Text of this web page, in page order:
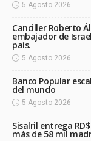
5 Agosto 2026
Canciller Roberto
embajador de
país.
5 Agosto 2026
Banco Popular
del mundo
5 Agosto 2026
Sisalril entrega
más de 58 mil